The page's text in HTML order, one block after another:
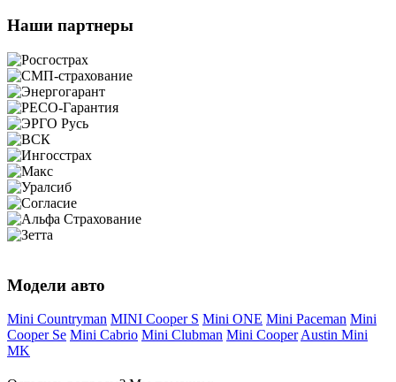
Наши партнеры
Модели авто
Mini Countryman MINI Cooper S Mini ONE Mini Paceman Mini
Cooper Se Mini Cabrio Mini Clubman Mini CooperAustin Mini
MK